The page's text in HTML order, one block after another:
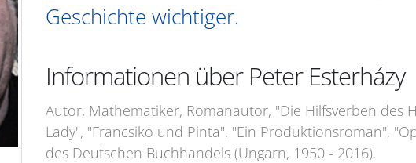
Geschichte wichtiger.
Informationen über Peter Esterházy
Autor, Mathematiker, Romanautor, "Die Hilfsverben des
Lady", "Francsiko und Pinta", "Ein Produktionsroman",
des Deutschen Buchhandels (Ungarn, 1950 - 2016).